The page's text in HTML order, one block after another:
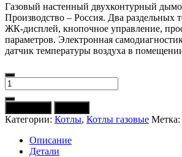
Газовый настенный двухконтурный
Производство – Россия. Два раздельных
ЖК-дисплей, кнопочное управление,
параметров. Электронная
датчик температуры воздуха в
Количество
товара
Котел
газовый
FONDITAL
Minorca
CTN
Категории: Котлы, Котлы газовые Метка:
Описание
Детали